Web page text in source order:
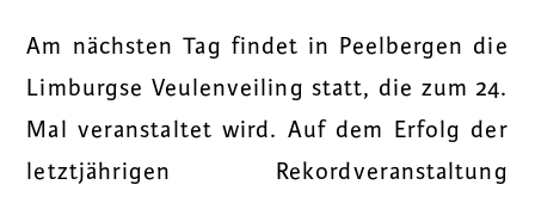
Am nächsten Tag findet in Peelbergen die
Limburgse Veulenveiling statt, die zum 24.
Mal veranstaltet wird. Auf dem Erfolg der
letztjährigen Rekordveranstaltung